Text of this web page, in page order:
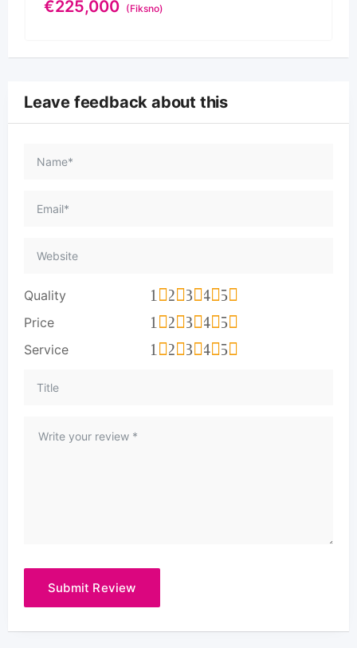
€225,000 (Fiksno)
Leave feedback about this
Quality 5
4
3
2
1
Price 5
4
3
2
1
Service 5
4
3
2
1